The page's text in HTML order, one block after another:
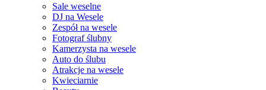
Sale weselne
DJ na Wesele
Zespół na wesele
Fotograf ślubny
Kamerzysta na wesele
Auto do ślubu
Atrakcje na wesele
Kwieciarnie